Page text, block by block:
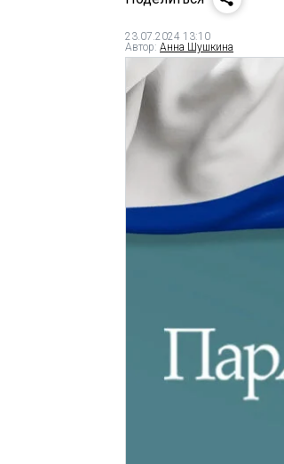
23.07.2024 13:10
Автор: Анна Шушкина